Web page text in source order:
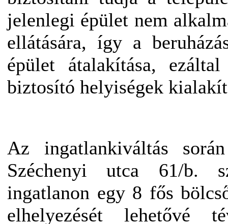
jelenlegi épület nem
ellátására, így a
épület átalakítása,
biztosító helyiségek
Az ingatlankiváltás
Széchenyi utca 61/b.
ingatlanon egy 8 fős
elhelyezését lehetővé